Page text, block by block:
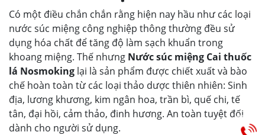
Có một điều chắn chắn rằng hiện nay hầu như các loại
nước súc miệng công nghiệp thông thường đều sử
dụng hóa chất để tăng độ làm sạch khuẩn trong
khoang miệng. Thế nhưng Nước súc miệng Cai thuốc
lá Nosmoking lại là sản phẩm được chiết xuất và bào
chế hoàn toàn từ các loại thảo dược thiên nhiên: Sinh
địa, lương khương, kim ngân hoa, trần bì, quế chi, tế
tân, đại hồi, cảm thảo, đinh hương. An toàn tuyệt đối
dành cho người sử dụng.